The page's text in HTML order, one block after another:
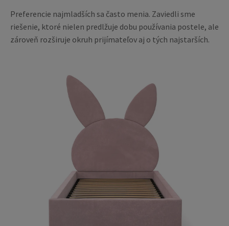
Preferencie najmladších sa často menia. Zaviedli sme
riešenie, ktoré nielen predlžuje dobu používania postele, ale
zároveň rozširuje okruh prijímateľov aj o tých najstarších.